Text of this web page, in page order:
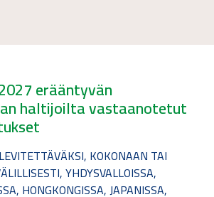
erääntyvän
haltijoilta vastaanotetut
KOKONAAN TAI
YHDYSVALLOISSA,
HONGKONGISSA, JAPANISSA,